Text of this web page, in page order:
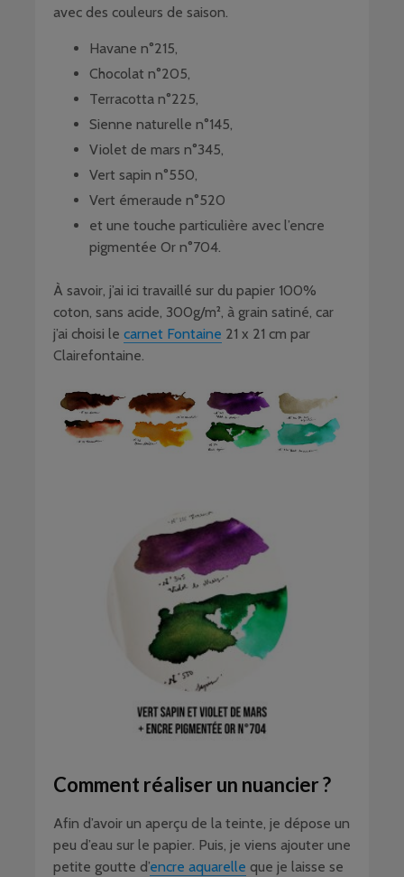
avec des couleurs de saison.
Havane n°215,
Chocolat n°205,
Terracotta n°225,
Sienne naturelle n°145,
Violet de mars n°345,
Vert sapin n°550,
Vert émeraude n°520
et une touche particulière avec l’encre
pigmentée Or n°704.
À savoir, j’ai ici travaillé sur du papier 100%
coton, sans acide, 300g/m², à grain satiné, car
j’ai choisi le carnet Fontaine 21 x 21 cm par
Clairefontaine.
Comment réaliser un nuancier ?
Afin d’avoir un aperçu de la teinte, je dépose un
peu d’eau sur le papier. Puis, je viens ajouter une
petite goutte d’encre aquarelle que je laisse se